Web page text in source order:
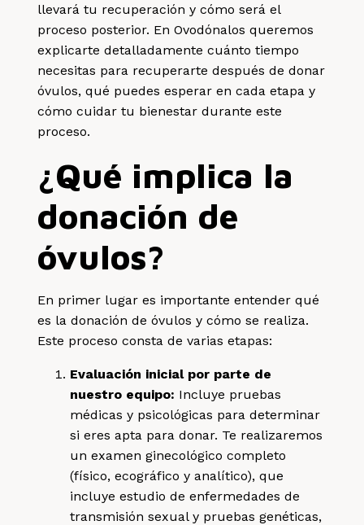
llevará tu recuperación y cómo será el
proceso posterior. En Ovodónalos queremos
explicarte detalladamente cuánto tiempo
necesitas para recuperarte después de donar
óvulos, qué puedes esperar en cada etapa y
cómo cuidar tu bienestar durante este
proceso.
¿Qué implica la
donación de
óvulos?
En primer lugar es importante entender qué
es la donación de óvulos y cómo se realiza.
Este proceso consta de varias etapas:
Evaluación inicial por parte de
nuestro equipo: Incluye pruebas
médicas y psicológicas para determinar
si eres apta para donar. Te realizaremos
un examen ginecológico completo
(físico, ecográfico y analítico), que
incluye estudio de enfermedades de
transmisión sexual y pruebas genéticas,